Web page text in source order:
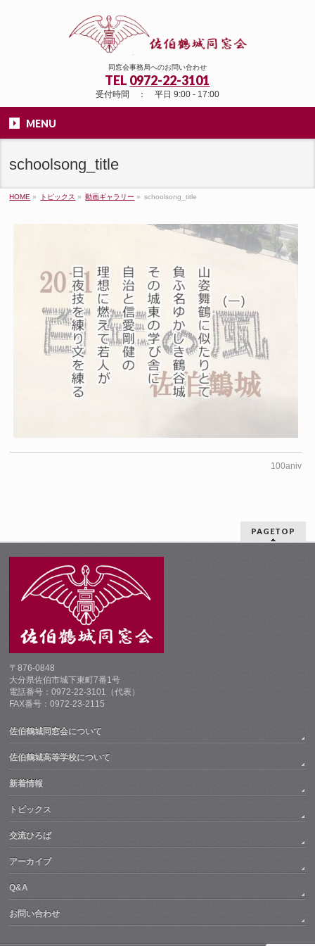
同窓会事務局へのお問い合わせ
TEL 0972-22-3101
受付時間 ： 平日 9:00 - 17:00
MENU
schoolsong_title
HOME » トピックス » 動画ギャラリー » schoolsong_title
100aniv
PAGETOP
〒876-0848
大分県佐伯市城下東町7番1号
電話番号：0972-22-3101（代表）
FAX番号：0972-23-2115
佐伯鶴城同窓会について
佐伯鶴城高等学校について
新着情報
トピックス
交流ひろば
アーカイブ
Q&A
お問い合わせ